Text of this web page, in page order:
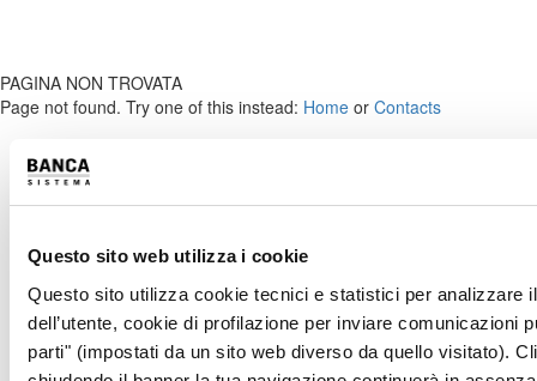
Questo sito web utilizza i cookie
Questo sito utilizza cookie tecnici e statistici per analizzare
dell’utente, cookie di profilazione per inviare comunicazioni
parti" (impostati da un sito web diverso da quello visitato).
PAGINA NON TROVATA
Page not found. Try one of this instead: Home or Contacts
Largo Augusto 1/A, ang. via Verziere 13 - 20122 Milano
info@bancasistema.it
Dati
Contatti
Società appartenente al Gruppo Banca CF+, iscritto all’Albo dei
Gruppi Bancari, e soggetta all’attività di direzione e